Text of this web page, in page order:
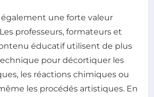
également une forte valeur
professeurs, formateurs et
éducatif utilisent de plus
pour décortiquer les
les réactions chimiques ou
les procédés artistiques. En